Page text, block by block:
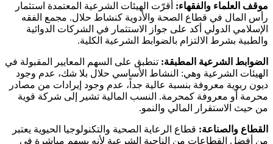
موقف العلماء والفقهاء:أقرّت الهيئات الشرعية المعتمدة استثمار
رأس المال في قطاع الصحة والأدوية كنشاط حلال. مجمع الفقه
الإسلامي الدولي أكد على جواز الاستثمار في الشركات الدوائية
والطبية بشرط الالتزام بالضوابط الشرعية الكلية.
الضوابط الشرعية المطبقة:تنطبق على السهم المعايير المقبولة في
الهيئات الشرعية وهي: النشاط الأساسي حلال بلا شك، عدم وجود
ديون ربوية معروفة بنسبة عالية جداً، عدم وجود إيرادات من مصادر
محرمة أو معروفة كمحرمة. النسب المالية تشير إلى شركة قوية
من حيث الاستقرار المالي والنمو.
القطاع والصناعة:قطاع الرعاية الصحية والتكنولوجيا الحيوية يعتبر
من أفضل القطاعات من الناحية الشرعية لأنه يسهم مباشرة في